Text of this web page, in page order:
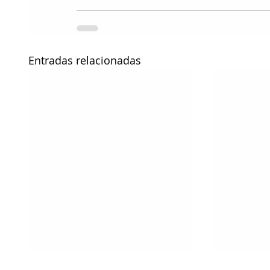
Entradas relacionadas